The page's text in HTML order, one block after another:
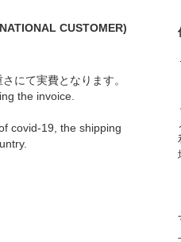
CUSTOMER)
にて実費となります。
the invoice.
covid-19, the shipping